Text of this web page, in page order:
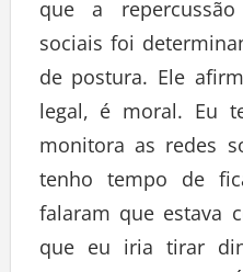
que a
sociais foi
de postura. Ele
legal, é moral. Eu
monitora as redes
tenho tempo de
falaram que estava
que eu iria tirar